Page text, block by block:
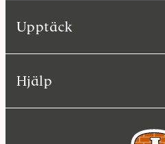
Upptäck
Hjälp